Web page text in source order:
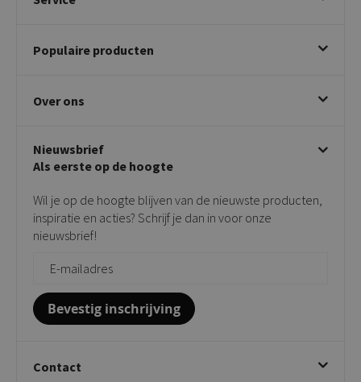
Betalen & annuleren
Klachtafhandeling
Privacy policy
Populaire producten
Draaibare eetkamerstoelen
Taupe stoelen
Tuinstoelen
Bijzettafels
Over ons
Showroom
Contact
Onderhoudsproducten
Vloerbescherming
Giftcards
Nieuwsbrief
Als eerste op de hoogte
Wil je op de hoogte blijven van de nieuwste producten,
inspiratie en acties? Schrijf je dan in voor onze
nieuwsbrief!
Bevestig inschrijving
Contact